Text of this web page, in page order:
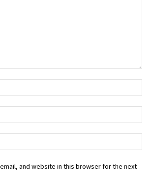
and website in this browser for the next